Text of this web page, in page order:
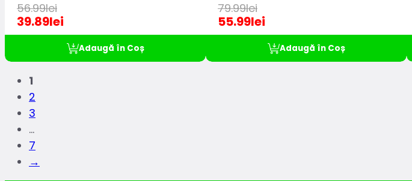
56.99lei
39.89lei
Adaugă în Coș
79.99lei
55.99lei
Adaugă în Coș
1
2
3
…
7
→